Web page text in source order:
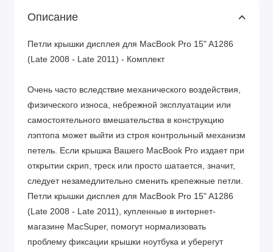
Описание
Петли крышки дисплея для MacBook Pro 15" A1286
(Late 2008 - Late 2011) - Комплект
Очень часто вследствие механического воздействия,
физического износа, небрежной эксплуатации или
самостоятельного вмешательства в конструкцию
лэптопа может выйти из строя контрольный механизм
петель. Если крышка Вашего MacBook Pro издает при
открытии скрип, треск или просто шатается, значит,
следует незамедлительно сменить крепежные петли.
Петли крышки дисплея для MacBook Pro 15" A1286
(Late 2008 - Late 2011), купленные в интернет-
магазине MacSuper, помогут нормализовать
проблему фиксации крышки ноутбука и уберегут